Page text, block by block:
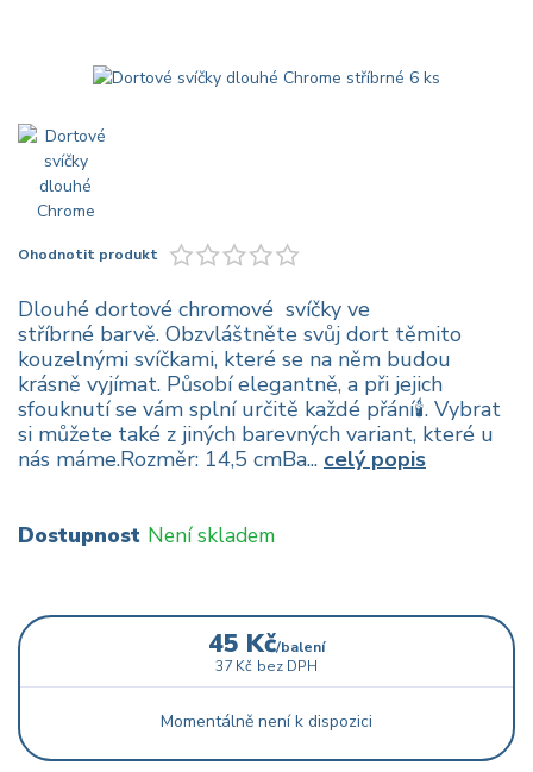
Ohodnotit produkt
Dlouhé dortové chromové svíčky ve
stříbrné barvě. Obzvláštněte svůj dort těmito
kouzelnými svíčkami, které se na něm budou
krásně vyjímat. Působí elegantně, a při jejich
sfouknutí se vám splní určitě každé přání🕯️. Vybrat
si můžete také z jiných barevných variant, které u
nás máme.Rozměr: 14,5 cmBa... celý popis
Dostupnost Není skladem
45 Kč/balení
37 Kč bez DPH
Momentálně není k dispozici